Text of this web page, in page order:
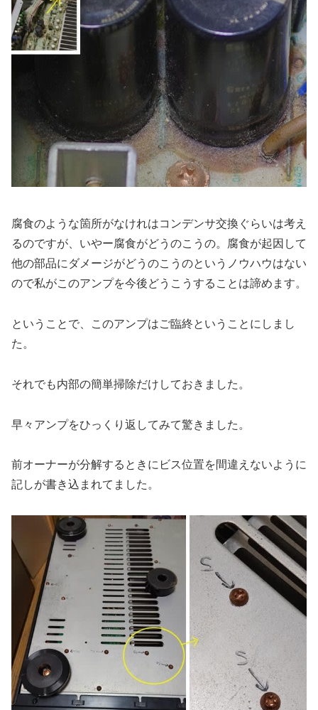
腐食のような箇所がなけれはコンデンサ交換ぐらいは考え
るのですが、いやー腐食がどうのこうの。腐食が起因して
他の部品にダメージがどうのこうのというノウハウはない
ので私がこのアンプを今後どうこうすることは諦めます。
ということで、このアンプはご臨終ということにしまし
た。
それでも内部の簡単掃除だけしておきました。
早々アンプをひっくり返してみて驚きました。
前オーナーが分解するときにビス位置を間違えないように
記しが書き込まれてました。